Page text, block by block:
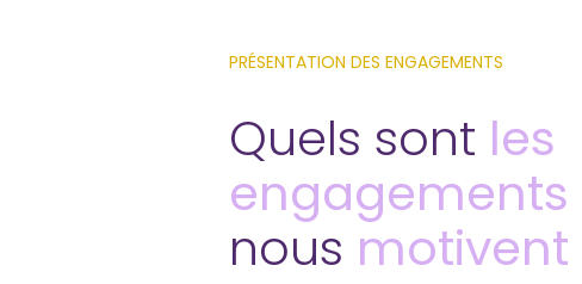
PRÉSENTATION DES ENGAGEMENTS
Quels sont les
engagements
nous motivent